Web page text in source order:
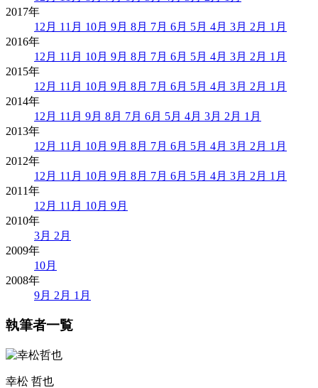
2017年
12月 11月 10月 9月 8月 7月 6月 5月 4月 3月 2月 1月
2016年
12月 11月 10月 9月 8月 7月 6月 5月 4月 3月 2月 1月
2015年
12月 11月 10月 9月 8月 7月 6月 5月 4月 3月 2月 1月
2014年
12月 11月 9月 8月 7月 6月 5月 4月 3月 2月 1月
2013年
12月 11月 10月 9月 8月 7月 6月 5月 4月 3月 2月 1月
2012年
12月 11月 10月 9月 8月 7月 6月 5月 4月 3月 2月 1月
2011年
12月 11月 10月 9月
2010年
3月 2月
2009年
10月
2008年
9月 2月 1月
執筆者一覧
幸松 哲也